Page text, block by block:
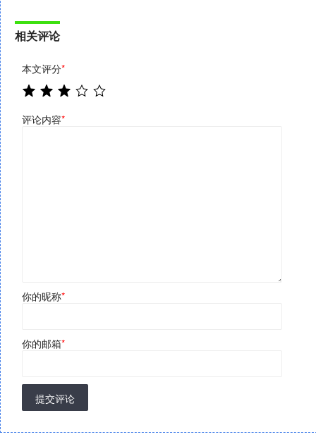
相关评论
本文评分*
评论内容*
你的昵称*
你的邮箱*
提交评论